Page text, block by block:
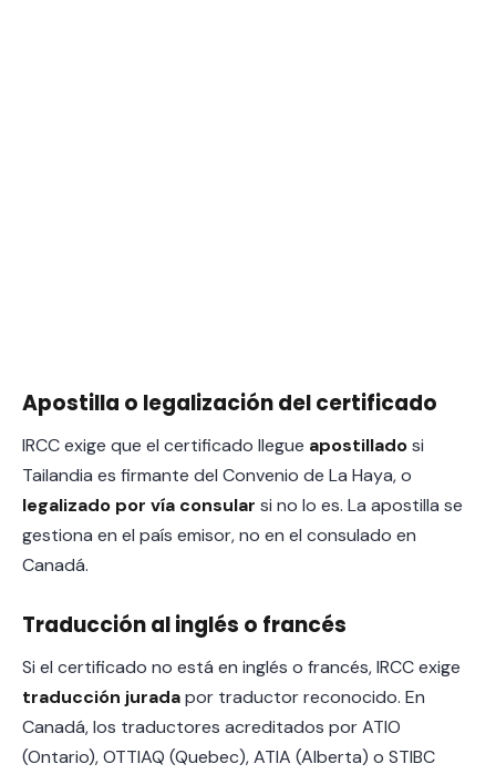
Apostilla o legalización del certificado
IRCC exige que el certificado llegue apostilladosi
Tailandia es firmante del Convenio de La Haya, o
legalizado por vía consular si no lo es. La apostilla se
gestiona en el país emisor, no en el consulado en
Canadá.
Traducción al inglés o francés
Si el certificado no está en inglés o francés, IRCC exige
traducción juradapor traductor reconocido. En
Canadá, los traductores acreditados por ATIO
(Ontario), OTTIAQ (Quebec), ATIA (Alberta) o STIBC